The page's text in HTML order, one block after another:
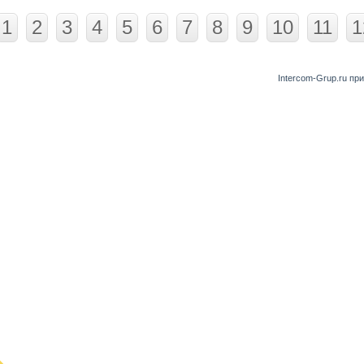
1 2 3 4 5 6 7 8 9 10 11
Intercom-Grup.ru